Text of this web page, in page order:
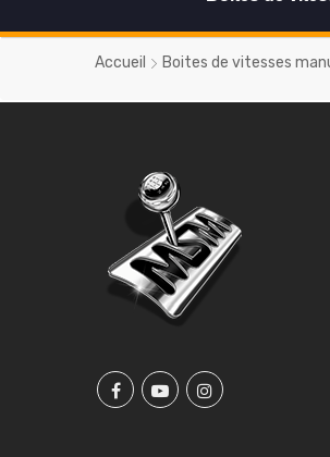
Accueil Boites de vitesses